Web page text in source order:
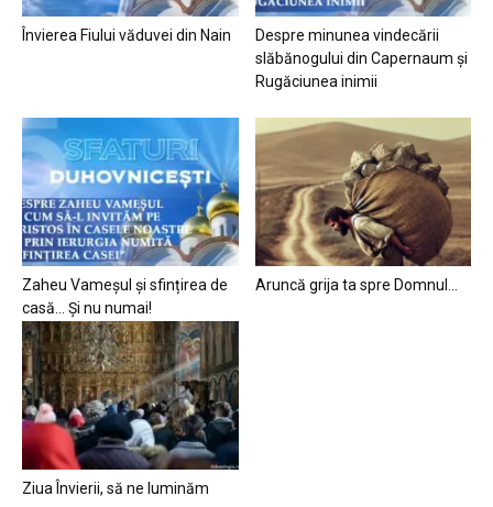
Învierea Fiului văduvei din Nain
Despre minunea vindecării
slăbănogului din Capernaum și
Rugăciunea inimii
Zaheu Vameșul și sfințirea de
casă… Și nu numai!
Aruncă grija ta spre Domnul…
Ziua Învierii, să ne luminăm